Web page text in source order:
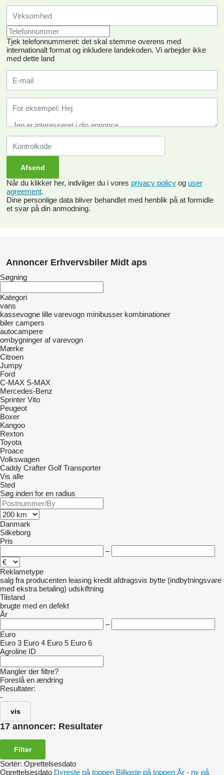
Tjek telefonnummeret: det skal stemme overens med
internationalt format og inkludere landekoden. Vi arbejder ikke
med dette land
Når du klikker her, indvilger du i vores privacy policy og user
agreement.
Dine personlige data bliver behandlet med henblik på at formidle
et svar på din anmodning.
Annoncer Erhvervsbiler Midt aps
Søgning
Kategori
vans
kassevogne lille varevogn minibusser kombinationer
biler campers
autocampere
ombygninger af varevogn
Mærke
Citroen
Jumpy
Ford
C-MAX S-MAX
Mercedes-Benz
Sprinter Vito
Peugeot
Boxer
Kangoo
Rexton
Toyota
Proace
Volkswagen
Caddy Crafter Golf Transporter
Vis alle
Sted
Søg inden for en radius
Danmark
Silkeborg
Pris
–
Reklametype
salg fra producenten leasing kredit afdragsvis bytte (indbytningsvare
med ekstra betaling) udskiftning
Tilstand
brugte med en defekt
År
–
Euro
Euro 3 Euro 4 Euro 5 Euro 6
Agroline ID
Mangler der filtre?
Foreslå en ændring
Resultater:
-
vis
17 annoncer: Resultater
Filter
Sortér: Oprettelsesdato
Oprettelsesdato Dyreste på toppen Billigste på toppen År - ny på